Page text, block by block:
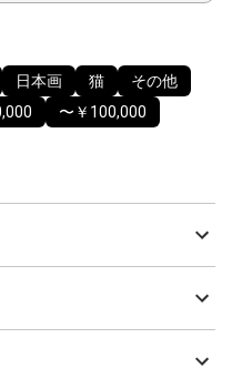
日本画 猫
その他
〜￥100,000
両方の願いを込めて、両手